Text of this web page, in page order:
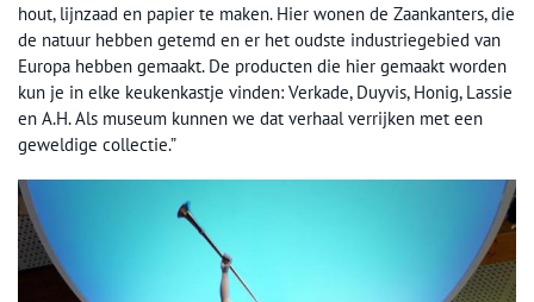
hout, lijnzaad en papier te maken. Hier wonen de Zaankanters, die
de natuur hebben getemd en er het oudste industriegebied van
Europa hebben gemaakt. De producten die hier gemaakt worden
kun je in elke keukenkastje vinden: Verkade, Duyvis, Honig, Lassie
en A.H. Als museum kunnen we dat verhaal verrijken met een
geweldige collectie.”